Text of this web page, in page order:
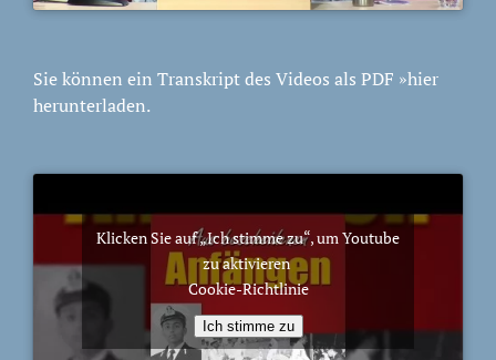
Sie können ein Transkript des Videos als PDF »hier
herunterladen.
Klicken Sie auf „Ich stimme zu“, um Youtube
zu aktivieren
Cookie-Richtlinie
Ich stimme zu